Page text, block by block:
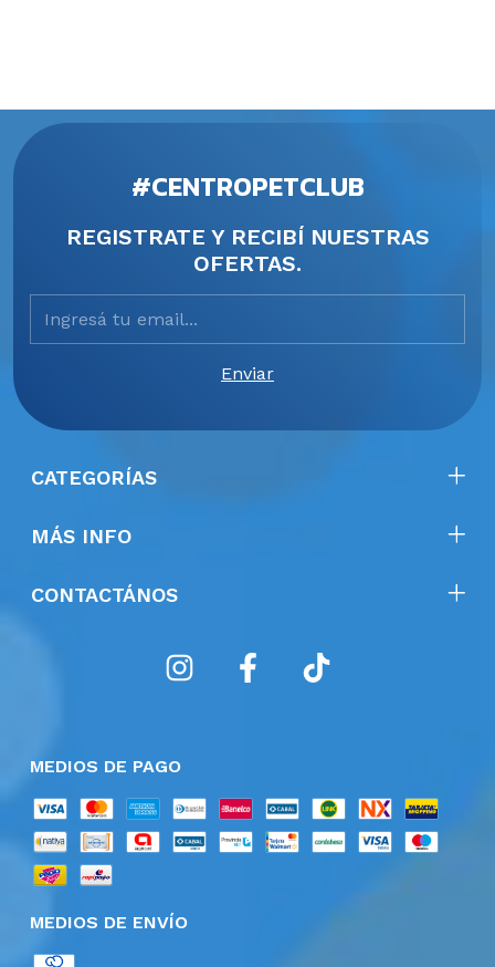
#CENTROPETCLUB
REGISTRATE Y RECIBÍ NUESTRAS
OFERTAS.
CATEGORÍAS
MÁS INFO
CONTACTÁNOS
MEDIOS DE PAGO
MEDIOS DE ENVÍO